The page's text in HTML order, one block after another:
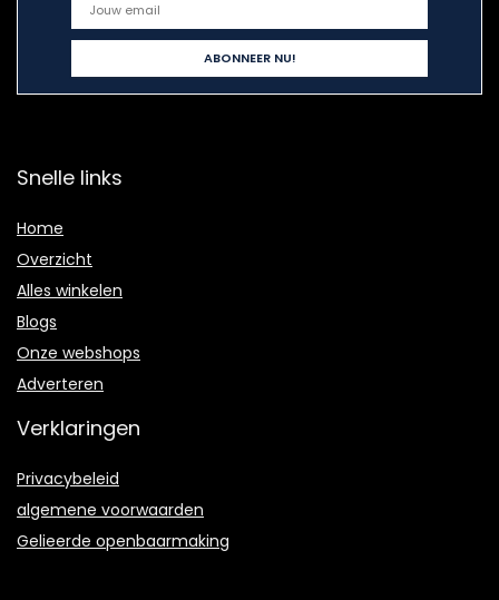
Snelle links
Home
Overzicht
Alles winkelen
Blogs
Onze webshops
Adverteren
Verklaringen
Privacybeleid
algemene voorwaarden
Gelieerde openbaarmaking